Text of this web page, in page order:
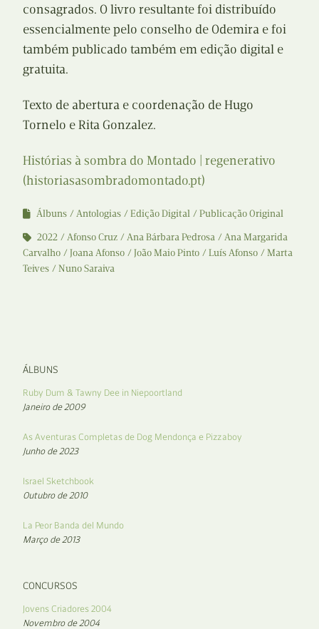
consagrados. O livro resultante foi distribuído
essencialmente pelo conselho de Odemira e foi
também publicado também em edição digital e
gratuita.
Texto de abertura e coordenação de Hugo
Tornelo e Rita Gonzalez.
Histórias à sombra do Montado | regenerativo
(historiasasombradomontado.pt)
Álbuns Antologias Edição Digital
Publicação Original
2022
Afonso Cruz Ana Bárbara Pedrosa
Ana Margarida
Carvalho
Joana Afonso João Maio Pinto Luís Afonso
Marta
Teives
Nuno Saraiva
ÁLBUNS
Ruby Dum & Tawny Dee in Niepoortland
Janeiro de 2009
As Aventuras Completas de Dog Mendonça e Pizzaboy
Junho de 2023
Israel Sketchbook
Outubro de 2010
La Peor Banda del Mundo
Março de 2013
CONCURSOS
Jovens Criadores 2004
Novembro de 2004